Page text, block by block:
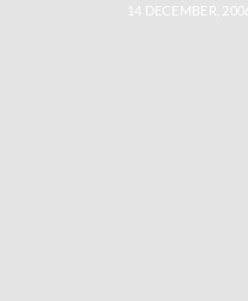
14 DECEMBER, 2006